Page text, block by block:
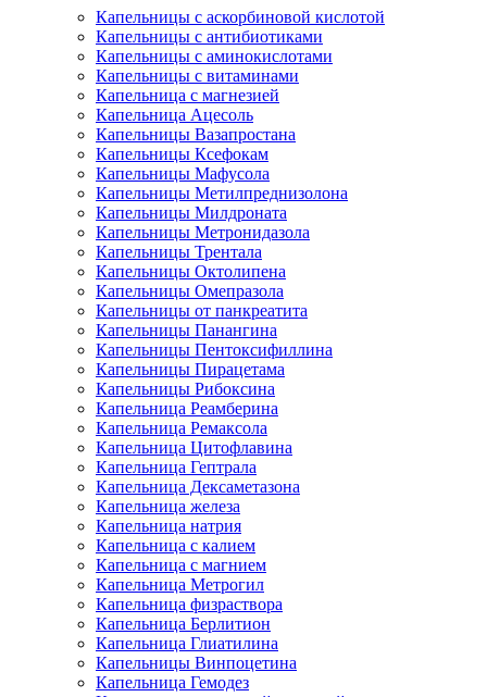
Капельницы с аскорбиновой кислотой
Капельницы с антибиотиками
Капельницы с аминокислотами
Капельницы с витаминами
Капельница с магнезией
Капельница Ацесоль
Капельницы Вазапростана
Капельницы Ксефокам
Капельницы Мафусола
Капельницы Метилпреднизолона
Капельницы Милдроната
Капельницы Метронидазола
Капельницы Трентала
Капельницы Октолипена
Капельницы Омепразола
Капельницы от панкреатита
Капельницы Панангина
Капельницы Пентоксифиллина
Капельницы Пирацетама
Капельницы Рибоксина
Капельница Реамберина
Капельница Ремаксола
Капельница Цитофлавина
Капельница Гептрала
Капельница Дексаметазона
Капельница железа
Капельница натрия
Капельница с калием
Капельница с магнием
Капельница Метрогил
Капельница физраствора
Капельница Берлитион
Капельница Глиатилина
Капельницы Винпоцетина
Капельница Гемодез